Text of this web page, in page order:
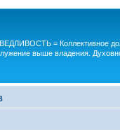
= Коллективное
выше владения.